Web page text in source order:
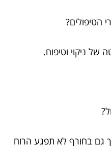
הטיפולים?
של ניקוי וטיפוח.
גם בחורף לא תפגע הרוח